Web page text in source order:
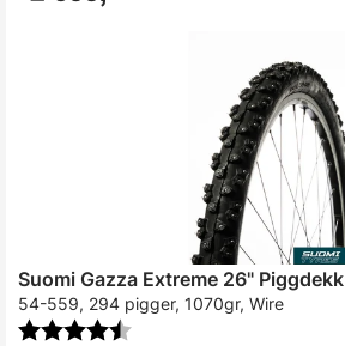
Suomi Gazza Extreme 26" Piggdekk
54-559, 294 pigger, 1070gr, Wire
Karakter: